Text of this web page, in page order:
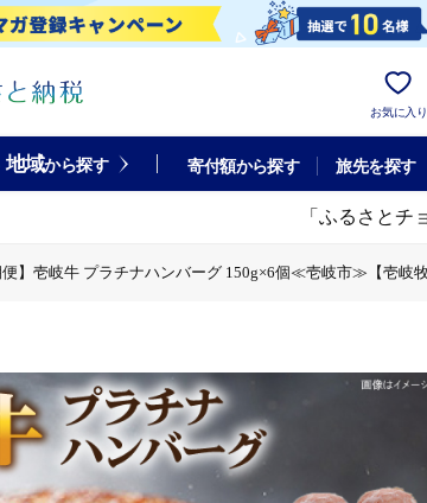
お気に入り
地域から探す 寄付額から探す 旅先を探す
「ふるさとチ
便】壱岐牛 プラチナハンバーグ 150g×6個≪壱岐市≫【壱岐